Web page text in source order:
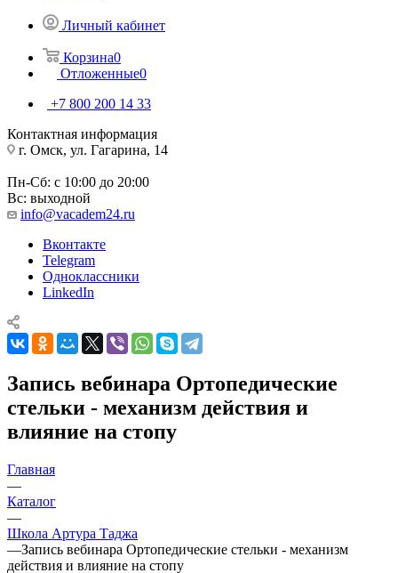
Личный кабинет
Корзина0
Отложенные0
+7 800 200 14 33
Контактная информация
г. Омск, ул. Гагарина, 14
Пн-Сб: с 10:00 до 20:00
Вс: выходной
info@vacadem24.ru
Вконтакте
Telegram
Одноклассники
LinkedIn
Запись вебинара Ортопедические
стельки - механизм действия и
влияние на стопу
Главная
—
Каталог
—
Школа Артура Таджа
—Запись вебинара Ортопедические стельки - механизм
действия и влияние на стопу